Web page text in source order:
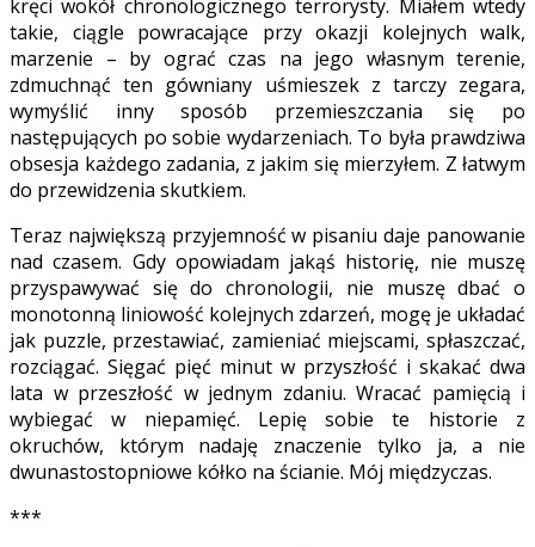
kręci wokół chronologicznego terrorysty. Miałem wtedy
takie, ciągle powracające przy okazji kolejnych walk,
marzenie – by ograć czas na jego własnym terenie,
zdmuchnąć ten gówniany uśmieszek z tarczy zegara,
wymyślić inny sposób przemieszczania się po
następujących po sobie wydarzeniach. To była prawdziwa
obsesja każdego zadania, z jakim się mierzyłem. Z łatwym
do przewidzenia skutkiem.
Teraz największą przyjemność w pisaniu daje panowanie
nad czasem. Gdy opowiadam jakąś historię, nie muszę
przyspawywać się do chronologii, nie muszę dbać o
monotonną liniowość kolejnych zdarzeń, mogę je układać
jak puzzle, przestawiać, zamieniać miejscami, spłaszczać,
rozciągać. Sięgać pięć minut w przyszłość i skakać dwa
lata w przeszłość w jednym zdaniu. Wracać pamięcią i
wybiegać w niepamięć. Lepię sobie te historie z
okruchów, którym nadaję znaczenie tylko ja, a nie
dwunastostopniowe kółko na ścianie. Mój międzyczas.
***